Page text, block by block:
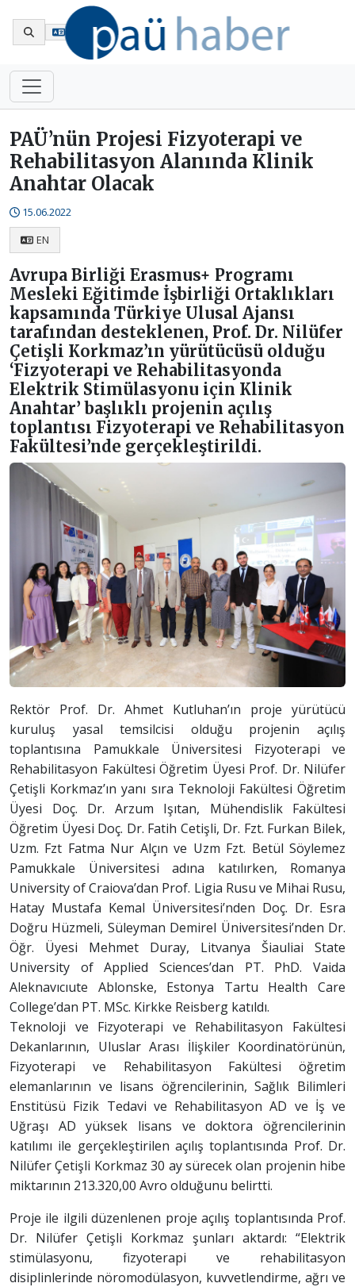
PAÜ’nün Projesi Fizyoterapi ve
Rehabilitasyon Alanında Klinik
Anahtar Olacak
15.06.2022
EN
Avrupa Birliği Erasmus+ Programı
Mesleki Eğitimde İşbirliği Ortaklıkları
kapsamında Türkiye Ulusal Ajansı
tarafından desteklenen, Prof. Dr. Nilüfer
Çetişli Korkmaz’ın yürütücüsü olduğu
‘Fizyoterapi ve Rehabilitasyonda
Elektrik Stimülasyonu için Klinik
Anahtar’ başlıklı projenin açılış
toplantısı Fizyoterapi ve Rehabilitasyon
Fakültesi’nde gerçekleştirildi.
Rektör Prof. Dr. Ahmet Kutluhan’ın proje yürütücü
kuruluş yasal temsilcisi olduğu projenin açılış
toplantısına Pamukkale Üniversitesi Fizyoterapi ve
Rehabilitasyon Fakültesi Öğretim Üyesi Prof. Dr. Nilüfer
Çetişli Korkmaz’ın yanı sıra Teknoloji Fakültesi Öğretim
Üyesi Doç. Dr. Arzum Işıtan, Mühendislik Fakültesi
Öğretim Üyesi Doç. Dr. Fatih Cetişli, Dr. Fzt. Furkan Bilek,
Uzm. Fzt Fatma Nur Alçın ve Uzm Fzt. Betül Söylemez
Pamukkale Üniversitesi adına katılırken, Romanya
University of Craiova’dan Prof. Ligia Rusu ve Mihai Rusu,
Hatay Mustafa Kemal Üniversitesi’nden Doç. Dr. Esra
Doğru Hüzmeli, Süleyman Demirel Üniversitesi’nden Dr.
Öğr. Üyesi Mehmet Duray, Litvanya Šiauliai State
University of Applied Sciences’dan PT. PhD. Vaida
Aleknavıcıute Ablonske, Estonya Tartu Health Care
College’dan PT. MSc. Kirkke Reisberg katıldı.
Teknoloji ve Fizyoterapi ve Rehabilitasyon Fakültesi
Dekanlarının, Uluslar Arası İlişkiler Koordinatörünün,
Fizyoterapi ve Rehabilitasyon Fakültesi öğretim
elemanlarının ve lisans öğrencilerinin, Sağlık Bilimleri
Enstitüsü Fizik Tedavi ve Rehabilitasyon AD ve İş ve
Uğraşı AD yüksek lisans ve doktora öğrencilerinin
katılımı ile gerçekleştirilen açılış toplantısında Prof. Dr.
Nilüfer Çetişli Korkmaz 30 ay sürecek olan projenin hibe
miktarının 213.320,00 Avro olduğunu belirtti.
Proje ile ilgili düzenlenen proje açılış toplantısında Prof.
Dr. Nilüfer Çetişli Korkmaz şunları aktardı: “Elektrik
stimülasyonu, fizyoterapi ve rehabilitasyon
disiplinlerinde nöromodülasyon, kuvvetlendirme, ağrı ve